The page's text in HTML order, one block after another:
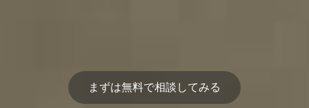
まずは無料で相談してみる